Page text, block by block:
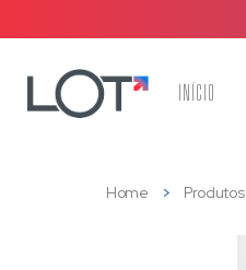
INÍCIO
Home Produtos